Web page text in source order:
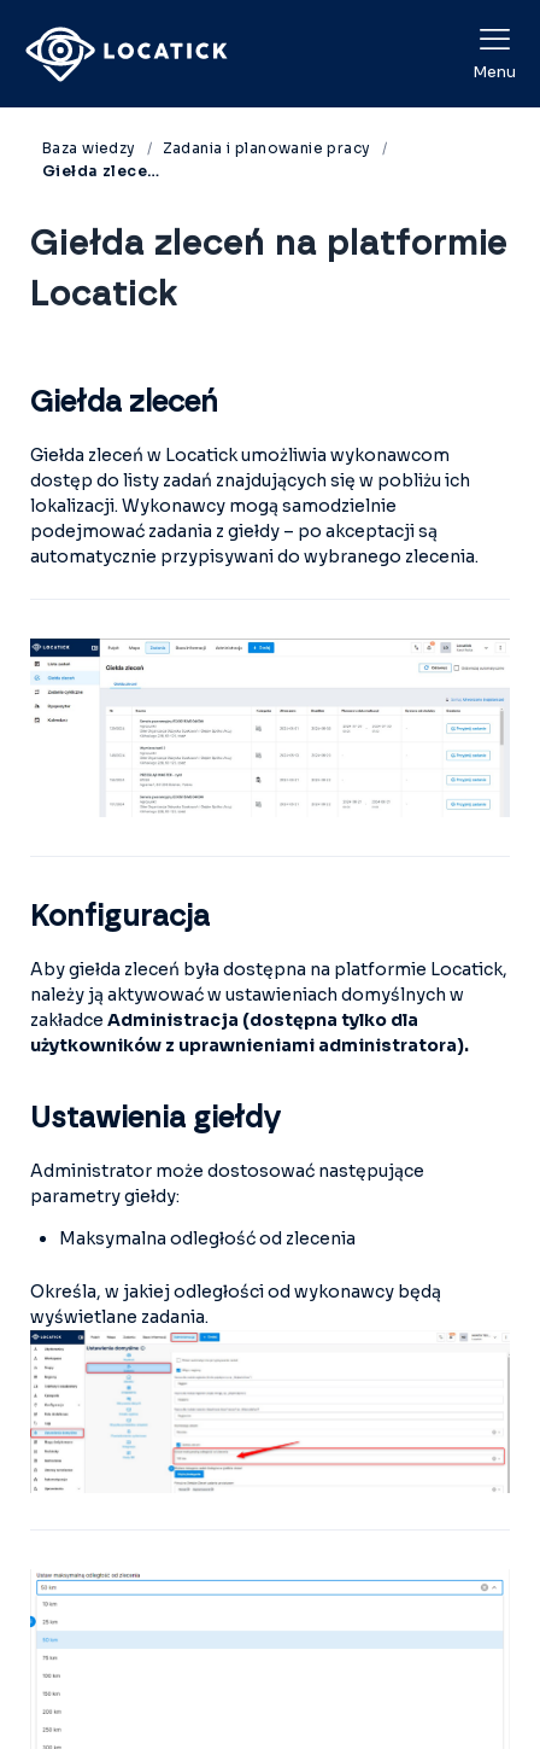
Menu
View Categories
Baza wiedzy
Zadania i planowanie pracy
Giełda zleceń na platformie Locatick
Giełda zleceń na platformie
Locatick
Giełda zleceń
Giełda zleceń w Locatick umożliwia wykonawcom
dostęp do listy zadań znajdujących się w pobliżu ich
lokalizacji. Wykonawcy mogą samodzielnie
podejmować zadania z giełdy – po akceptacji są
automatycznie przypisywani do wybranego zlecenia.
Konfiguracja
Aby giełda zleceń była dostępna na platformie Locatick,
należy ją aktywować w ustawieniach domyślnych w
zakładce Administracja (dostępna tylko dla
użytkowników z uprawnieniami administratora).
Ustawienia giełdy
Administrator może dostosować następujące
parametry giełdy:
Maksymalna odległość od zlecenia
Określa, w jakiej odległości od wykonawcy będą
wyświetlane zadania.